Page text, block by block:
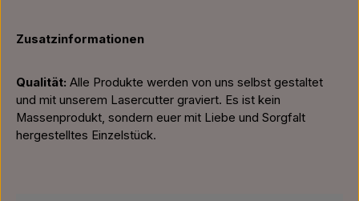
Zusatzinformationen
Qualität: Alle Produkte werden von uns selbst gestaltet
und mit unserem Lasercutter graviert. Es ist kein
Massenprodukt, sondern euer mit Liebe und Sorgfalt
hergestelltes Einzelstück.